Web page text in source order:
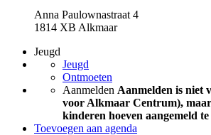
Anna Paulownastraat 4
1814 XB Alkmaar
Jeugd
Jeugd
Ontmoeten
Aanmelden Aanmelden is niet
voor Alkmaar Centrum),
kinderen hoeven aangemeld
Toevoegen aan agenda